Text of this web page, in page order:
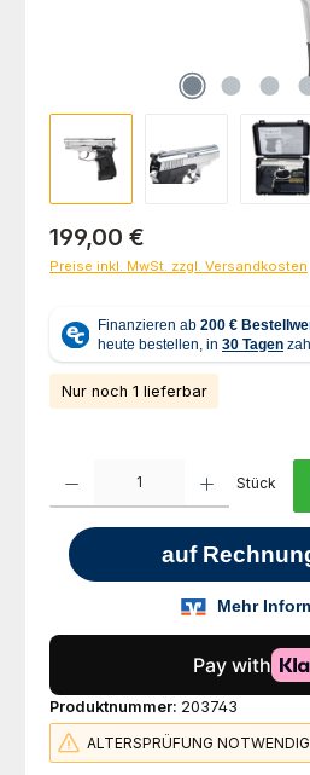
Regulärer Preis:
199,00 €
Preise inkl. MwSt. zzgl. Versandkosten
Nur noch 1 lieferbar
Stück
Produktnummer: 203743
ALTERSPRÜFUNG NOTWENDIG